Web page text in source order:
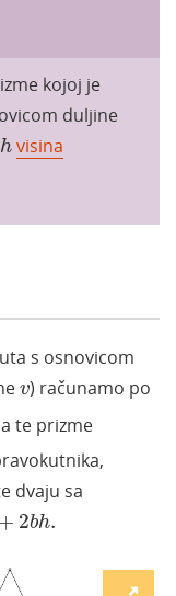
kojoj je
duljine
h
h visina
s osnovicom
v
v) računamo po
te prizme
dvaju sa
+ 2bh.
b h.